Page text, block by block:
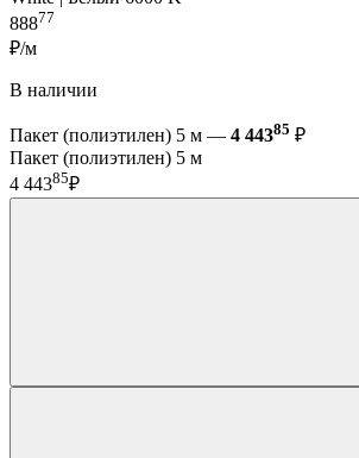
88877
₽/м
В наличии
Пакет (полиэтилен) 5 м — 4 44385 ₽
Пакет (полиэтилен) 5 м
4 44385₽